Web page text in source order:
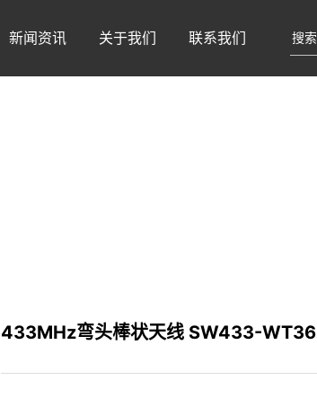
新闻资讯 关于我们 联系我们
433MHz弯头棒状天线 SW433-WT36